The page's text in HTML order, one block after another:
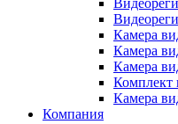
Камера
Камера
Камера
Комплект
Камера
Компания